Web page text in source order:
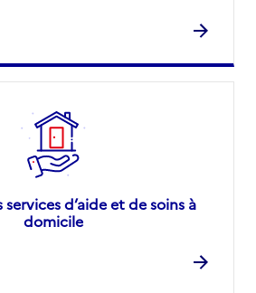
d’aide et de soins à
domicile